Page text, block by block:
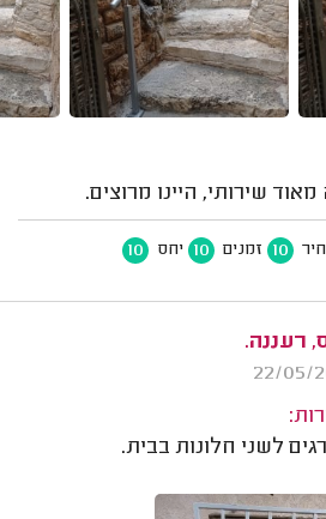
שירותי, היינו מרוצים.
10 זמנים 10 יחס 10
רעננה.
לשני חלונות בבית.